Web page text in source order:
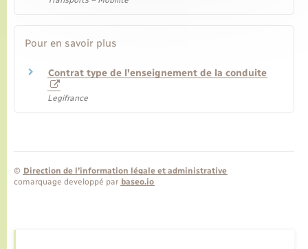
Pour en savoir plus
Contrat type de l'enseignement de la conduite
Legifrance
© Direction de l’information légale et administrative
comarquage developpé par baseo.io